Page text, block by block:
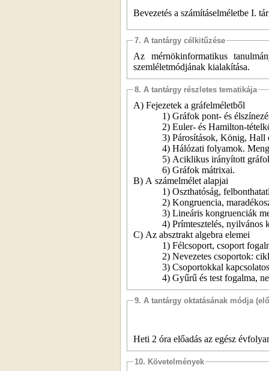
Bevezetés a számításelméletbe I.
7. A tantárgy célkitűzése
Az mérnökinformatikus
szemléletmódjának kialakítása.
8. A tantárgy részletes tematikája
A) Fejezetek a gráfelméletből
1) Gráfok pont- és
2) Euler- és Hamilton-
3) Párosítások, König, Hall
4) Hálózati folyamok.
5) Aciklikus irányított
6) Gráfok mátrixai.
B) A számelmélet alapjai
1) Oszthatóság,
2) Kongruencia,
3) Lineáris kongruenciák
4) Prímtesztelés, nyilvános
C) Az absztrakt algebra elemei
1) Félcsoport, csoport
2) Nevezetes csoportok:
3) Csoportokkal
4) Gyűrű és test fogalma,
9. A tantárgy oktatásának módja
Heti 2 óra előadás az egész
10. Követelmények